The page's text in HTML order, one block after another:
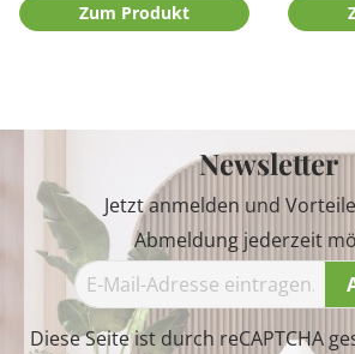
Zum Produkt
Newsletter
Jetzt anmelden und
Abmeldung jederzeit
Diese Seite ist durch reCAPTCHA